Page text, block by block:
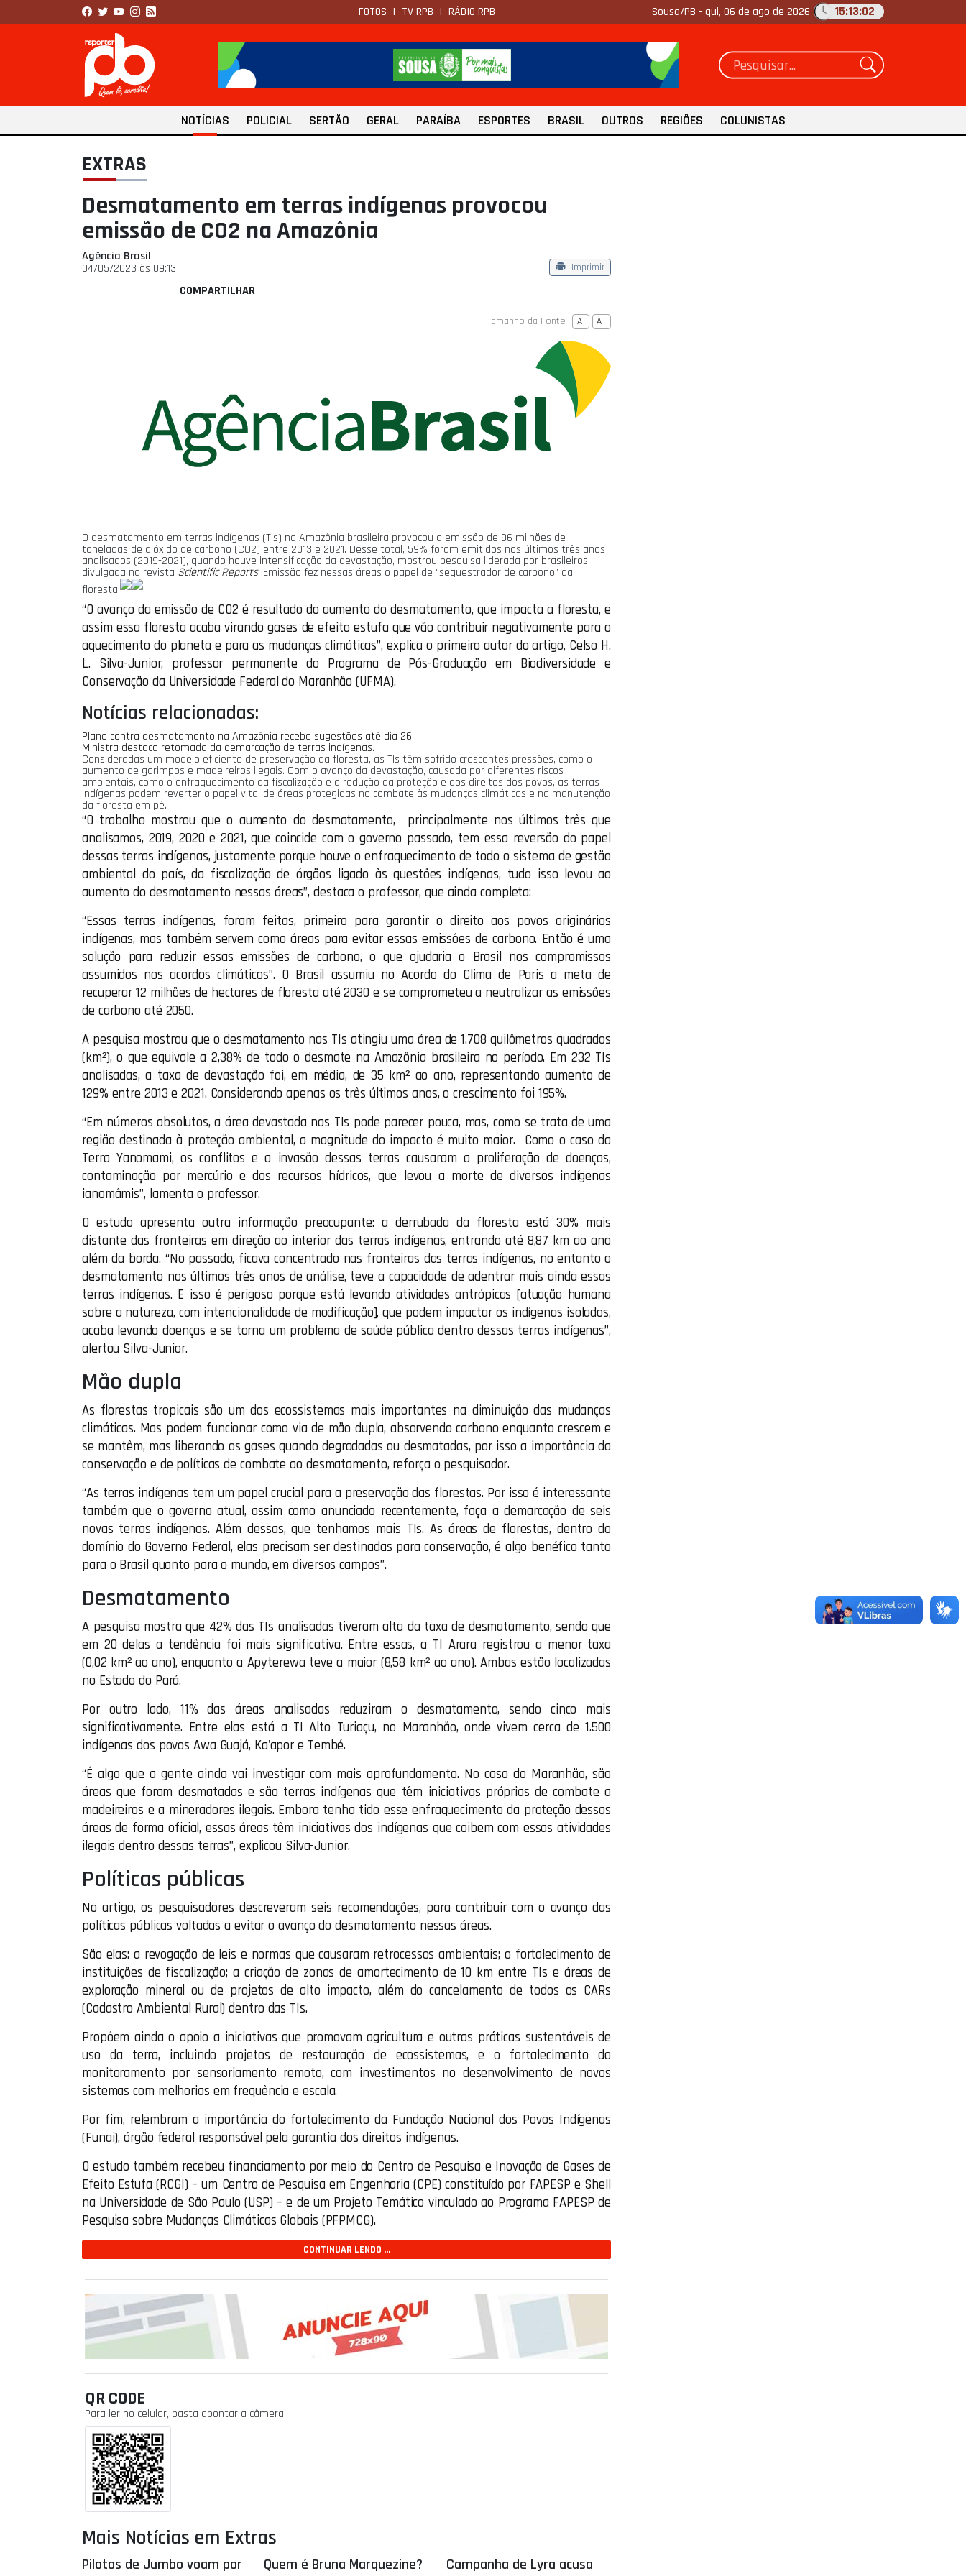
FOTOS | TV RPB | RÁDIO RPB Sousa/PB -qui, 06 de ago de 2026 15:13:03
NOTÍCIAS POLICIAL SERTÃO GERAL PARAÍBA ESPORTES BRASIL OUTROS REGIÕES COLUNISTAS
EXTRAS
Desmatamento em terras indígenas provocou
emissão de CO2 na Amazônia
Agência Brasil
04/05/2023 às 09:13
Imprimir
COMPARTILHAR
Tamanho da Fonte A- A+
O desmatamento em terras indígenas (TIs) na Amazônia brasileira provocou a emissão de 96 milhões de
toneladas de dióxido de carbono (CO2) entre 2013 e 2021. Desse total, 59% foram emitidos nos últimos três anos
analisados (2019-2021), quando houve intensificação da devastação, mostrou pesquisa liderada por brasileiros
divulgada na revista Scientific Reports. Emissão fez nessas áreas o papel de “sequestrador de carbono” da
floresta.
“O avanço da emissão de CO2 é resultado do aumento do desmatamento, que impacta a floresta, e
assim essa floresta acaba virando gases de efeito estufa que vão contribuir negativamente para o
aquecimento do planeta e para as mudanças climáticas”, explica o primeiro autor do artigo, Celso H.
L. Silva-Junior, professor permanente do Programa de Pós-Graduação em Biodiversidade e
Conservação da Universidade Federal do Maranhão (UFMA).
Notícias relacionadas:
Plano contra desmatamento na Amazônia recebe sugestões até dia 26.
Ministra destaca retomada da demarcação de terras indígenas.
Consideradas um modelo eficiente de preservação da floresta, as TIs têm sofrido crescentes pressões, como o
aumento de garimpos e madeireiros ilegais. Com o avanço da devastação, causada por diferentes riscos
ambientais, como o enfraquecimento da fiscalização e a redução da proteção e dos direitos dos povos, as terras
indígenas podem reverter o papel vital de áreas protegidas no combate às mudanças climáticas e na manutenção
da floresta em pé.
“O trabalho mostrou que o aumento do desmatamento, principalmente nos últimos três que
analisamos, 2019, 2020 e 2021, que coincide com o governo passado, tem essa reversão do papel
dessas terras indígenas, justamente porque houve o enfraquecimento de todo o sistema de gestão
ambiental do país, da fiscalização de órgãos ligado às questões indígenas, tudo isso levou ao
aumento do desmatamento nessas áreas”, destaca o professor, que ainda completa:
“Essas terras indígenas, foram feitas, primeiro para garantir o direito aos povos originários
indígenas, mas também servem como áreas para evitar essas emissões de carbono. Então é uma
solução para reduzir essas emissões de carbono, o que ajudaria o Brasil nos compromissos
assumidos nos acordos climáticos”. O Brasil assumiu no Acordo do Clima de Paris a meta de
recuperar 12 milhões de hectares de floresta até 2030 e se comprometeu a neutralizar as emissões
de carbono até 2050.
A pesquisa mostrou que o desmatamento nas TIs atingiu uma área de 1.708 quilômetros quadrados
(km²), o que equivale a 2,38% de todo o desmate na Amazônia brasileira no período. Em 232 TIs
analisadas, a taxa de devastação foi, em média, de 35 km² ao ano, representando aumento de
129% entre 2013 e 2021. Considerando apenas os três últimos anos, o crescimento foi 195%.
“Em números absolutos, a área devastada nas TIs pode parecer pouca, mas, como se trata de uma
região destinada à proteção ambiental, a magnitude do impacto é muito maior. Como o caso da
Terra Yanomami, os conflitos e a invasão dessas terras causaram a proliferação de doenças,
contaminação por mercúrio e dos recursos hídricos, que levou a morte de diversos indígenas
ianomâmis”, lamenta o professor.
O estudo apresenta outra informação preocupante: a derrubada da floresta está 30% mais
distante das fronteiras em direção ao interior das terras indígenas, entrando até 8,87 km ao ano
além da borda. “No passado, ficava concentrado nas fronteiras das terras indígenas, no entanto o
desmatamento nos últimos três anos de análise, teve a capacidade de adentrar mais ainda essas
terras indígenas. E isso é perigoso porque está levando atividades antrópicas [atuação humana
sobre a natureza, com intencionalidade de modificação], que podem impactar os indígenas isolados,
acaba levando doenças e se torna um problema de saúde pública dentro dessas terras indígenas”,
alertou Silva-Junior.
Mão dupla
As florestas tropicais são um dos ecossistemas mais importantes na diminuição das mudanças
climáticas. Mas podem funcionar como via de mão dupla, absorvendo carbono enquanto crescem e
se mantêm, mas liberando os gases quando degradadas ou desmatadas, por isso a importância da
conservação e de políticas de combate ao desmatamento, reforça o pesquisador.
“As terras indígenas tem um papel crucial para a preservação das florestas. Por isso é interessante
também que o governo atual, assim como anunciado recentemente, faça a demarcação de seis
novas terras indígenas. Além dessas, que tenhamos mais TIs. As áreas de florestas, dentro do
domínio do Governo Federal, elas precisam ser destinadas para conservação, é algo benéfico tanto
para o Brasil quanto para o mundo, em diversos campos”.
Desmatamento
A pesquisa mostra que 42% das TIs analisadas tiveram alta da taxa de desmatamento, sendo que
em 20 delas a tendência foi mais significativa. Entre essas, a TI Arara registrou a menor taxa
(0,02 km² ao ano), enquanto a Apyterewa teve a maior (8,58 km² ao ano). Ambas estão localizadas
no Estado do Pará.
Por outro lado, 11% das áreas analisadas reduziram o desmatamento, sendo cinco mais
significativamente. Entre elas está a TI Alto Turiaçu, no Maranhão, onde vivem cerca de 1.500
indígenas dos povos Awa Guajá, Ka'apor e Tembé.
“É algo que a gente ainda vai investigar com mais aprofundamento. No caso do Maranhão, são
áreas que foram desmatadas e são terras indígenas que têm iniciativas próprias de combate a
madeireiros e a mineradores ilegais. Embora tenha tido esse enfraquecimento da proteção dessas
áreas de forma oficial, essas áreas têm iniciativas dos indígenas que coibem com essas atividades
ilegais dentro dessas terras”, explicou Silva-Junior.
Políticas públicas
No artigo, os pesquisadores descreveram seis recomendações, para contribuir com o avanço das
políticas públicas voltadas a evitar o avanço do desmatamento nessas áreas.
São elas: a revogação de leis e normas que causaram retrocessos ambientais; o fortalecimento de
instituições de fiscalização; a criação de zonas de amortecimento de 10 km entre TIs e áreas de
exploração mineral ou de projetos de alto impacto, além do cancelamento de todos os CARs
(Cadastro Ambiental Rural) dentro das TIs.
Propõem ainda o apoio a iniciativas que promovam agricultura e outras práticas sustentáveis de
uso da terra, incluindo projetos de restauração de ecossistemas, e o fortalecimento do
monitoramento por sensoriamento remoto, com investimentos no desenvolvimento de novos
sistemas com melhorias em frequência e escala.
Por fim, relembram a importância do fortalecimento da Fundação Nacional dos Povos Indígenas
(Funai), órgão federal responsável pela garantia dos direitos indígenas.
O estudo também recebeu financiamento por meio do Centro de Pesquisa e Inovação de Gases de
Efeito Estufa (RCGI) – um Centro de Pesquisa em Engenharia (CPE) constituído por FAPESP e Shell
na Universidade de São Paulo (USP) – e de um Projeto Temático vinculado ao Programa FAPESP de
Pesquisa sobre Mudanças Climáticas Globais (PFPMCG).
CONTINUAR LENDO ...
QR CODE
Para ler no celular, basta apontar a câmera
Mais Notícias em Extras
Pilotos de Jumbo voam por
Quem é Bruna Marquezine?
Campanha de Lyra acusa